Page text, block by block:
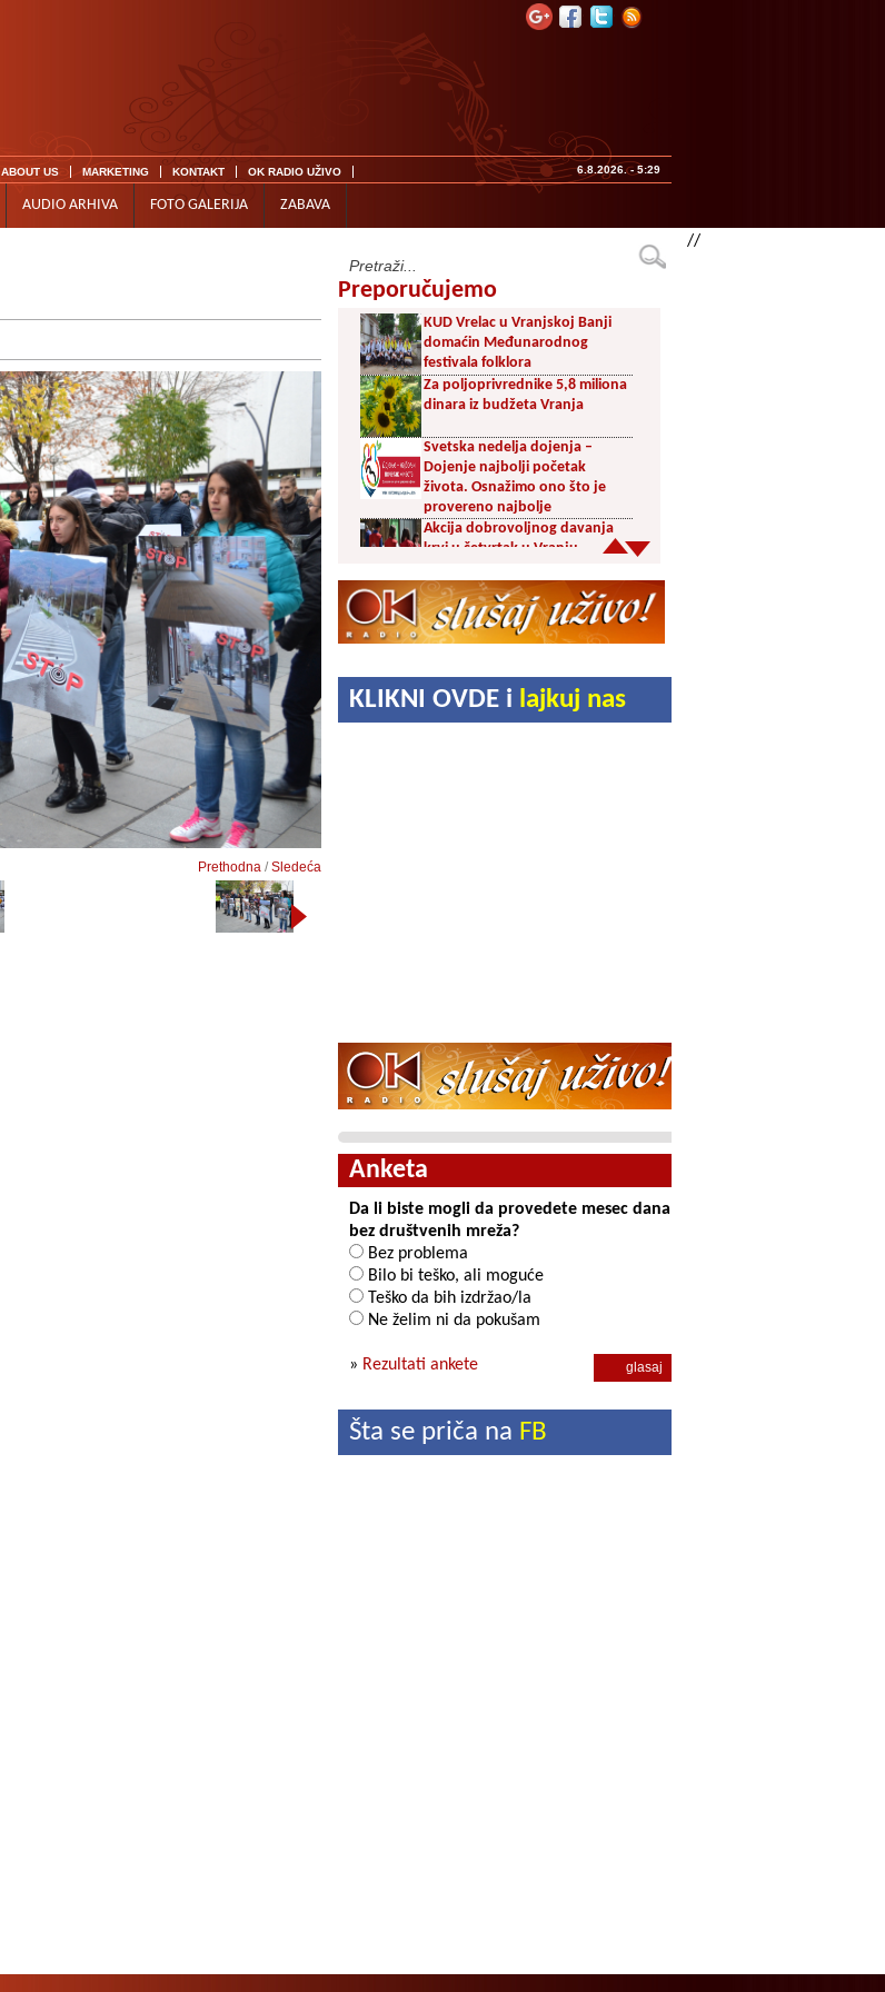
ABOUT US MARKETING KONTAKT OK RADIO UŽIVO 6.8.2026. - 5:29
AUDIO ARHIVA FOTO GALERIJA ZABAVA
Prethodna /Sledeća
Preporučujemo
KUD Vrelac u Vranjskoj Banji
domaćin Međunarodnog
festivala folklora
Za poljoprivrednike 5,8 miliona
dinara iz budžeta Vranja
Svetska nedelja dojenja –
Dojenje najbolji početak
života. Osnažimo ono što je
provereno najbolje
Akcija dobrovoljnog davanja
krvi u četvrtak u Vranju
Ukrao novac iz crkve: Policija
brzo reagovala
Grčke posetili manastir Svetog
Stefana u Gornjem Žapskom
kod Vranja (FOTO)
KLIKNI OVDE i lajkuj nas
Anketa
Da li biste mogli da provedete mesec dana
bez društvenih mreža?
Bez problema
Bilo bi teško, ali moguće
Teško da bih izdržao/la
Ne želim ni da pokušam
» Rezultati ankete
Šta se priča na FB
//